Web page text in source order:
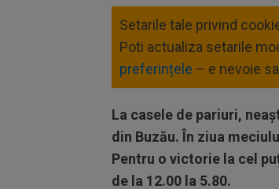
Setarile tale privind
Poti actualiza setarile
preferințele – e nevoie
La casele de pariuri,
din Buzău. În ziua
Pentru o victorie la cel
de la 12.00 la 5.80.